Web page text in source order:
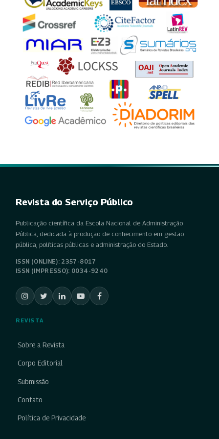
Revista do Serviço Público
Publicação científica da Escola Nacional de Administração
Pública, dedicada à produção de conhecimento em gestão
pública, políticas públicas e administração do Estado.
ISSN (ONLINE): 2357-8017
ISSN (IMPRESSO): 0034-9240
REVISTA
Sobre a Revista
Corpo Editorial
Submissão
Contato
Política de Privacidade